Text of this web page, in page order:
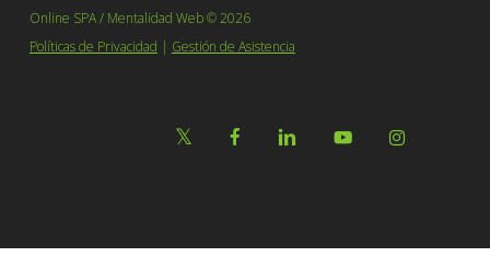
Online SPA / Mentalidad Web © 2026
Políticas de Privacidad | Gestión de Asistencia